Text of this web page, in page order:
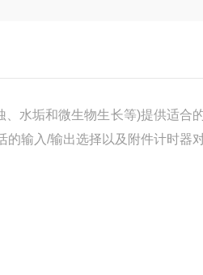
水垢和微生物生长等)提供适合
输入/输出选择以及附件计时器